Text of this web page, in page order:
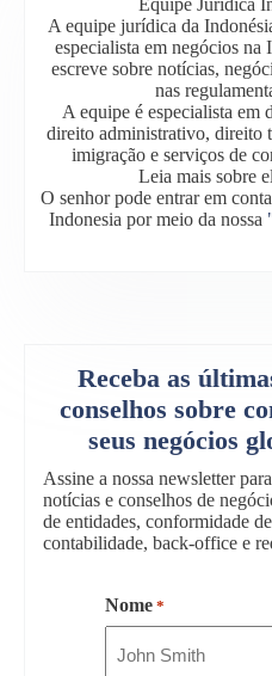
A equipe jurídica da
especialista em negócios na
escreve sobre notícias,
nas
A equipe é especialista em
direito administrativo, direito
imigração e serviços de
Leia mais sobre
O senhor pode entrar em
Indonesia por meio da nossa
Receba as
conselhos sobre
seus negócios
Assine a nossa newsletter
notícias e conselhos de
de entidades, conformidade
contabilidade, back-office e
Nome *